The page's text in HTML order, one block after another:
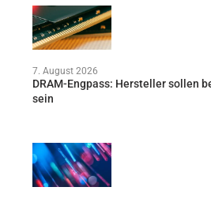
7. August 2026
DRAM-Engpass: Hersteller sollen
sein